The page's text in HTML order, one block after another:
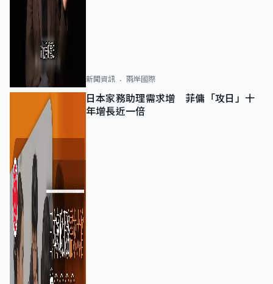
新聞資訊 兩岸國際
日本家務助理需求增 菲傭「攻日」十
年增長近一倍